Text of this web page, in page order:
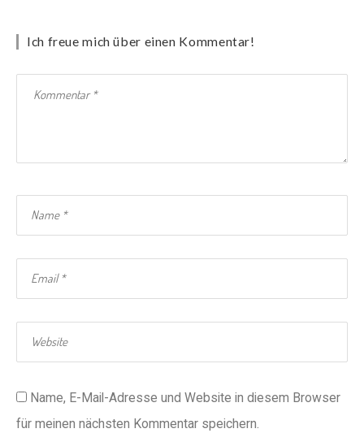
Ich freue mich über einen Kommentar!
Name, E-Mail-Adresse und Website in diesem Browser
für meinen nächsten Kommentar speichern.